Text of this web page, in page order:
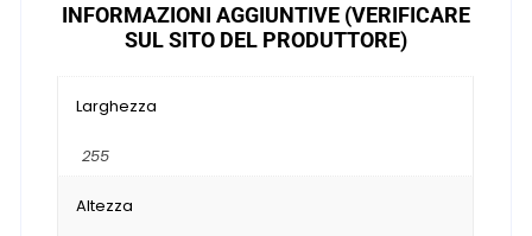
INFORMAZIONI AGGIUNTIVE (VERIFICARE
SUL SITO DEL PRODUTTORE)
Larghezza
255
Altezza